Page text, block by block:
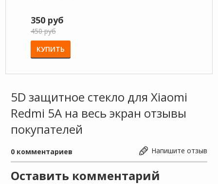
350 руб
450 руб
КУПИТЬ
5D защитное стекло для Xiaomi
Redmi 5A на весь экран отзывы
покупателей
Напишите отзыв
0 комментариев
Оставить комментарий